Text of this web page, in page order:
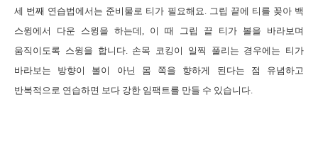
세 번째 연습법에서는 준비물로 티가 필요해요
그립 끝에 티를 꽂아 백
스윙에서 다운 스윙을 하는데
이 때 그립 끝 티가 볼을 바라보며
움직이도록 스윙을 합니다. 손목 코킹이 일찍 풀리는 경우에는 티가
바라보는 방향이 볼이 아닌 몸 쪽을 향하게 된다는 점 유념하고
반복적으로 연습하면 보다 강한 임팩트를 만들 수 있습니다